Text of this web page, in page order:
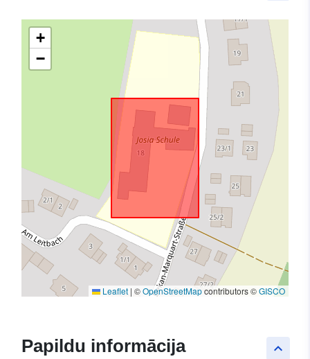
+
−
Leaflet | ©OpenStreetMapcontributors ©GISCO
keyboard_arrow_up
Papildu informācija